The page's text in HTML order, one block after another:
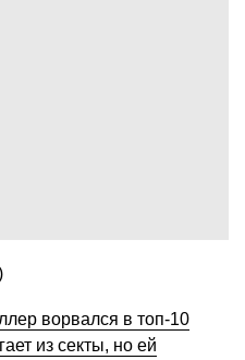
ворвался в топ-10
из секты, но ей